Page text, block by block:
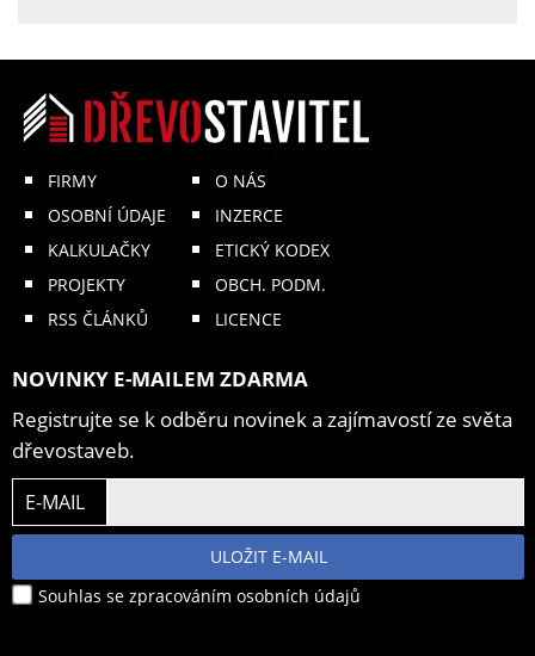
FIRMY
OSOBNÍ ÚDAJE
KALKULAČKY
PROJEKTY
RSS ČLÁNKŮ
O NÁS
INZERCE
ETICKÝ KODEX
OBCH. PODM.
LICENCE
NOVINKY E-MAILEM ZDARMA
Registrujte se k odběru novinek a zajímavostí ze světa
dřevostaveb.
E-MAIL
ULOŽIT E-MAIL
Souhlas se zpracováním osobních údajů